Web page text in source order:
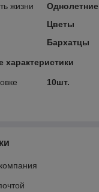
жизни
Однолетние
Цветы
Бархатцы
характеристики
10шт.